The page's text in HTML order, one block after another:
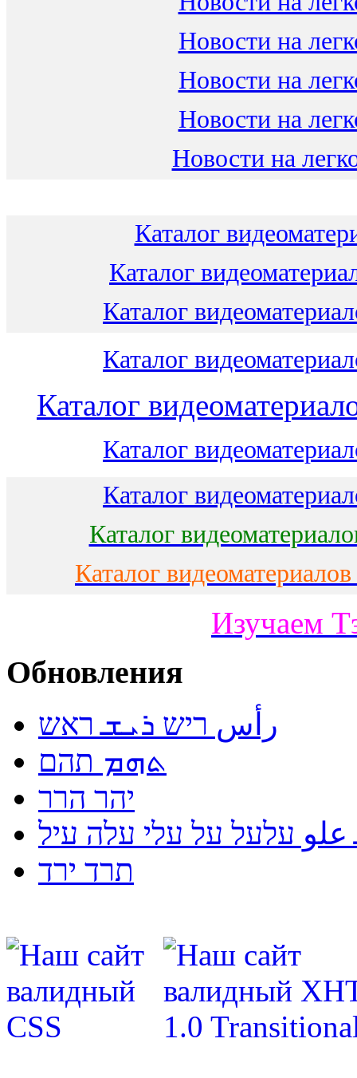
Новости на
Новости на
Новости на
Новости на
Каталог
Каталог
Каталог
Каталог
Каталог
Каталог
Каталог
Каталог
Каталог
Изучаем
Обновления
رأس ריש ܪܝܫ ראש
ܬܗܡ תהם
יהר הרר
עלעל על עלי עלה עיל
תרד ירד